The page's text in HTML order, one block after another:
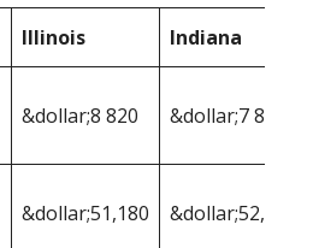
Illinois Indiana
&dollar;8 820 &dollar;7 873
&dollar;51,180 &dollar;52,127